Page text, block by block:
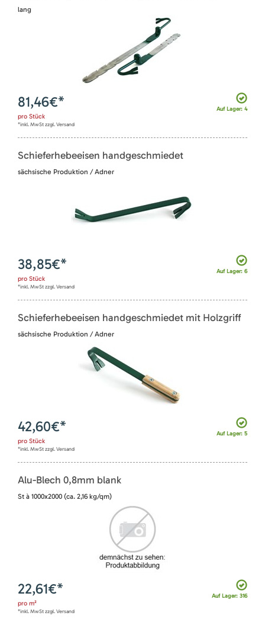
lang
Auf Lager: 4
81,46€*
pro Stück
*inkl. MwSt zzgl. Versand
Schieferhebeeisen handgeschmiedet
sächsische Produktion / Adner
Auf Lager: 6
38,85€*
pro Stück
*inkl. MwSt zzgl. Versand
Schieferhebeeisen handgeschmiedet mit Holzgriff
sächsische Produktion / Adner
Auf Lager: 5
42,60€*
pro Stück
*inkl. MwSt zzgl. Versand
Alu-Blech 0,8mm blank
St à 1000x2000 (ca. 2,16 kg/qm)
Auf Lager: 316
22,61€*
pro m²
*inkl. MwSt zzgl. Versand